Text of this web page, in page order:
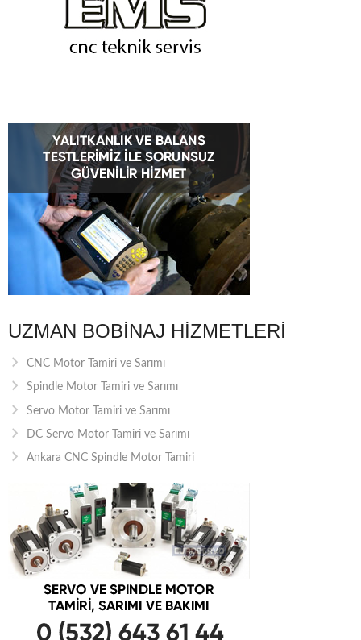
UZMAN BOBINAJ HIZMETLERI
CNC Motor Tamiri ve Sarımı
Spindle Motor Tamiri ve Sarımı
Servo Motor Tamiri ve Sarımı
DC Servo Motor Tamiri ve Sarımı
Ankara CNC Spindle Motor Tamiri